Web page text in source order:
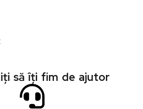
să îți fim de ajutor